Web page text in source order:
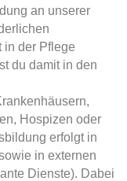
an unserer
in der Pflege
du damit in den
Hospizen oder
erfolgt in
in externen
Dienste). Dabei